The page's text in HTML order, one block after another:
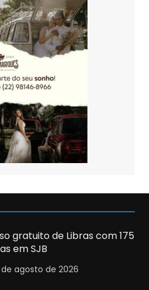
gratuito de Libras com 175
em SJB
agosto de 2026